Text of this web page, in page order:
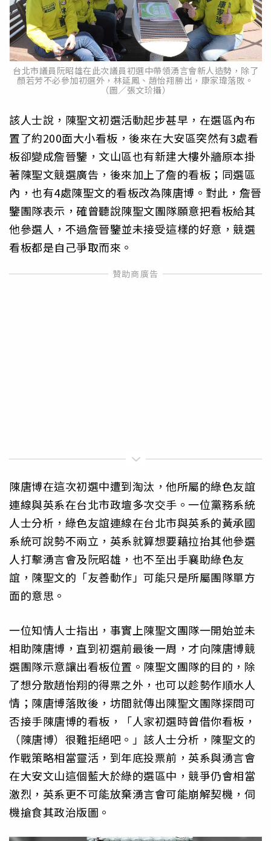
台北市議員阮昭雄在此次議員初選中帶領湧言會新人造勢，除了
顏若芳不必參加初選外，林延鳳、趙怡翔勝出，康家瑋落敗。
（圖／張文玠攝）
該人士說，陳聖文初選活動起步甚早，在選區內布
置了約200面大小看板，後來在大安區突然有3處看
板卻變成詹晉鑒，文山區也有新建大樓外牆原本掛
著陳聖文競選廣告，後來加上了詹的看板；同選區
內，也有4處陳聖文的看板改為陳唐博。對此，詹晉
鑒團隊表示，確曾聽說陳聖文團隊願意把看板給其
他參選人，不過詹晉鑒並未接受這樣的好意，競選
看板都是自己爭取而來。
陳唐博在這次初選中遭到淘汰，他所屬的綠色友誼
連線與英系在台北市政壇多次交手。一位黨務系統
人士分析，綠色友誼連線在台北市與英系的黃承國
系統可說勢不兩立，英系就算想要藉拉抬其他參選
人打擊湧言會及阮昭雄，也不至出手襄助綠色友
誼，陳聖文的「友善動作」可能只是所屬團隊單方
面的意思。
一位知情人士指出，事實上陳聖文團隊一開始並未
相助陳唐博，直到初選前最後一周，才向陳唐博競
選團隊示意讓出看板位置。陳聖文團隊的目的，除
了想分散趙怡翔的得票之外，也可以趁勢作順水人
情；陳唐博落敗後，坊間就傳出陳聖文團隊探問可
否接手陳唐博的看板，「人家初選時曾借你看板，
（陳唐博）很難拒絕吧。」該人士分析，陳聖文的
作戰策略相當靈活，到年底投票前，英系與湧言會
在大安文山這個藍大於綠的選區中，競爭仍會相當
激烈，英系更不可能放棄湧言會可能崩解契機，伺
機搶食其政治版圖。